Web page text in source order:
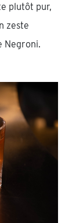
plutôt pur,
zeste
Negroni.